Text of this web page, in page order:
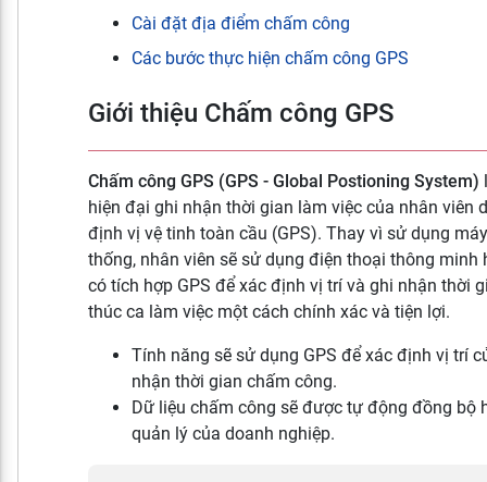
Cài đặt địa điểm chấm công
Các bước thực hiện chấm công GPS
Giới thiệu Chấm công GPS
Chấm công GPS (GPS - Global Postioning System)
hiện đại ghi nhận thời gian làm việc của nhân viên
định vị vệ tinh toàn cầu (GPS). Thay vì sử dụng
thống, nhân viên sẽ sử dụng điện thoại thông minh
có tích hợp GPS để xác định vị trí và ghi nhận thời
thúc ca làm việc một cách chính xác và tiện lợi.
Tính năng sẽ sử dụng GPS để xác định vị trí
nhận thời gian chấm công.
Dữ liệu chấm công sẽ được tự động đồng bộ
quản lý của doanh nghiệp.